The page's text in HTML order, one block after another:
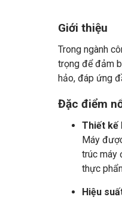
Giới thiệu
Trong ngành
trọng để đảm
hảo, đáp ứng
Đặc điểm
Thiết kế
Máy
trúc máy
thực
Hiệu